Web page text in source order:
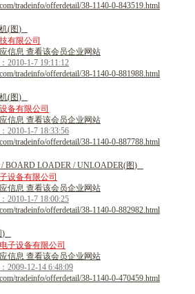
tradeinfo/offerdetail/38-1140-0-843519.html
机(图)
有限公司
信息 查看该会员企业网站
2010-1-7 19:11:12
tradeinfo/offerdetail/38-1140-0-881988.html
机(图)
备有限公司
信息 查看该会员企业网站
2010-1-7 18:33:56
tradeinfo/offerdetail/38-1140-0-887788.html
/ BOARD LOADER / UNLOADER(图)
设备有限公司
信息 查看该会员企业网站
2010-1-7 18:00:25
tradeinfo/offerdetail/38-1140-0-882982.html
)
子设备有限公司
信息 查看该会员企业网站
2009-12-14 6:48:09
tradeinfo/offerdetail/38-1140-0-470459.html